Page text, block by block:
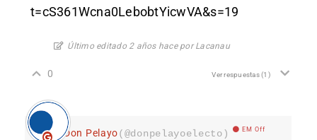
t=cS361Wcna0LebobtYicwVA&s=19
Último editado 2 años hace por Lacanau
0 Ver respuestas(1)
Don Pelayo(@donpelayoelecto) EM Off